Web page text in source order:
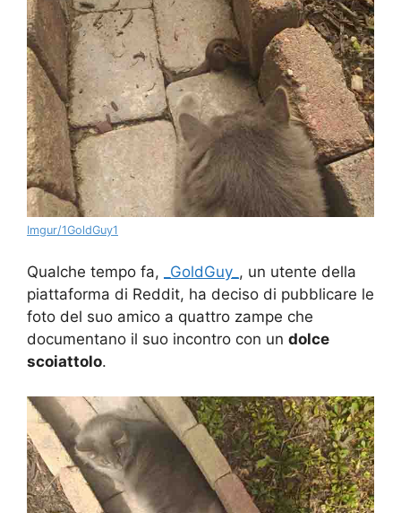
Imgur/1GoldGuy1
Qualche tempo fa, _GoldGuy_ , un utente della
piattaforma di Reddit, ha deciso di pubblicare le
foto del suo amico a quattro zampe che
documentano il suo incontro con un dolce
scoiattolo.